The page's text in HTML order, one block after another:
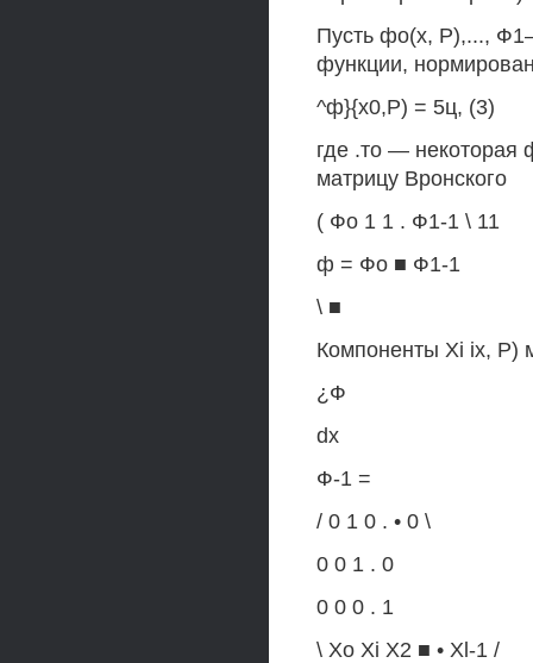
Пусть фо(х, Р),...,
функции,
^ф}{х0,Р) = 5ц, (3)
где .то — некоторая
матрицу Вронского
( Фо 1 1 . Ф1-1 \ 11
ф = Фо ■ Ф1-1
\ ■
Компоненты Xi ix, P)
¿Ф
dx
Ф-1 =
/ 0 1 0 . • 0 \
0 0 1 . 0
0 0 0 . 1
\ Хо Xi Х2 ■ • Xl-1 /